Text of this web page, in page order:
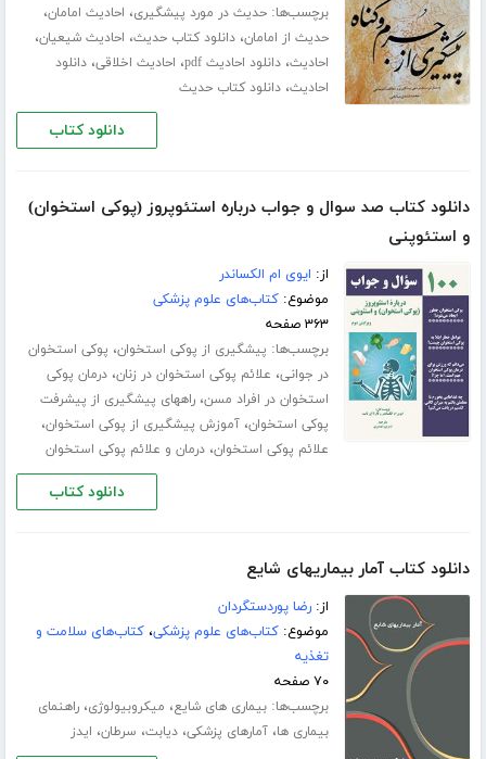
برچسب‌ها:حدیث در مورد پیشگیری، احادیث امامان،
حدیث از امامان،دانلود کتاب حدیث، احادیث شیعیان،
احادیث،دانلود احادیث pdf ، احادیث اخلاقی،دانلود
احادیث،دانلود کتاب حدیث
دانلود کتاب
دانلود کتاب صد سوال و جواب درباره استئوپروز (پوکی استخوان)
و استئوپنی
از: ایوی ام الکساندر
موضوع:کتاب‌های علوم پزشکی
۳۶۳ صفحه
برچسب‌ها: پیشگیری از پوکی استخوان، پوکی استخوان
در جوانی، علائم پوکی استخوان در زنان،درمان پوکی
استخوان در افراد مسن،راههای پیشگیری از پیشرفت
پوکی استخوان،آموزش پیشگیری از پوکی استخوان،
علائم پوکی استخوان،درمان و علائم پوکی استخوان
دانلود کتاب
دانلود کتاب آمار بیماریهای شایع
از:رضا پوردستگردان
موضوع:کتاب‌های علوم پزشکی،کتاب‌های سلامت و
تغذیه
۷۰ صفحه
برچسب‌ها:بیماری های شایع، میکروبیولوژی،راهنمای
بیماری ها،آمارهای پزشکی،دیابت، سرطان، ایدز